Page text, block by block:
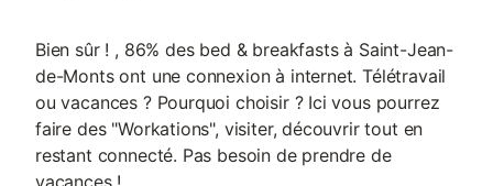
Bien sûr ! , 86% des bed & breakfasts à Saint-Jean-
de-Monts ont une connexion à internet. Télétravail
ou vacances ? Pourquoi choisir ? Ici vous pourrez
faire des "Workations", visiter, découvrir tout en
restant connecté. Pas besoin de prendre de
vacances !